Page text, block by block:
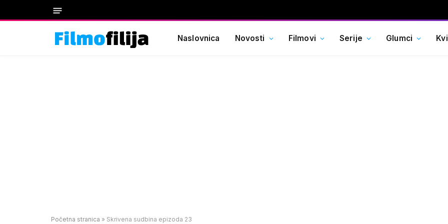
Naslovnica Novosti Filmovi Serije Glumci
Početna stranica » Skrivena sudbina epizoda 23